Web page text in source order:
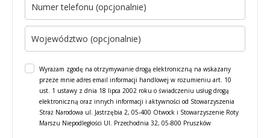
Wyrażam zgodę na otrzymywanie drogą elektroniczną na wskazany
przeze mnie adres email informacji handlowej w rozumieniu art. 10
ust. 1 ustawy z dnia 18 lipca 2002 roku o świadczeniu usług drogą
elektroniczną oraz innych informacji i aktywności od Stowarzyszenia
Straż Narodowa ul. Jastrzębia 2, 05-400 Otwock i Stowarzyszenie Roty
Marszu Niepodległości Ul. Przechodnia 32, 05-800 Pruszków